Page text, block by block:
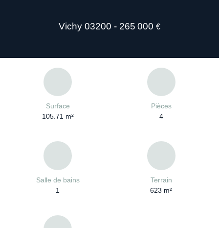
Vichy 03200 - 265 000 €
Surface
105.71 m²
Pièces
4
Salle de bains
1
Terrain
623 m²